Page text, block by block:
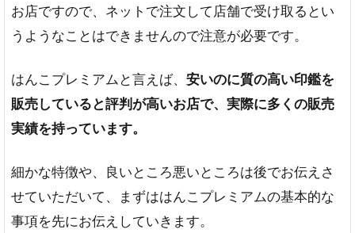
扱
サ
ズ
こ
わ
個
人・
のセ
お店ですので、ネットで注文して店舗で受け取るとい
うようなことはできませんので注意が必要です。
はんこプレミアムと言えば、 安いのに質の高い印鑑を
販売していると評判が高いお店で、実際に多くの販売
実績を持っています。
細かな特徴や、良いところ悪いところは後でお伝えさ
せていただいて、まずははんこプレミアムの基本的な
事項を先にお伝えしていきます。